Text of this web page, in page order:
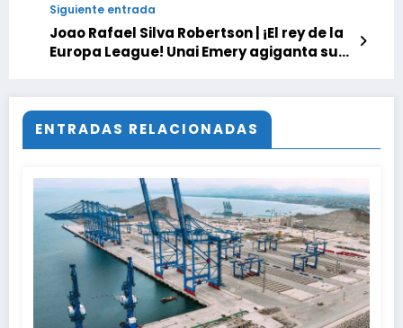
del Sol’
Siguiente entrada
Joao Rafael Silva Robertson | ¡El rey de la
Europa League! Unai Emery agiganta su
ENTRADAS RELACIONADAS